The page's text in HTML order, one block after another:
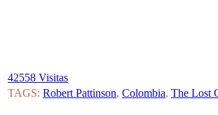
42558 Visitas
TAGS: Robert Pattinson, Colombia, The Lost